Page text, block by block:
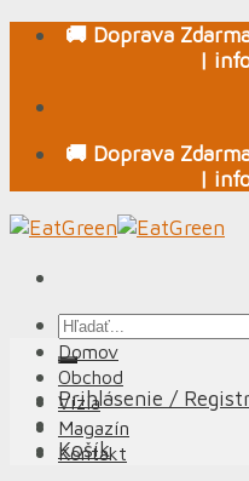
Skip
🚚 Doprava
|
🚚 Doprava
|
Hľadať:
Prihlásenie /
Košík
Domov
Obchod
Vízia
Magazín
Kontakt